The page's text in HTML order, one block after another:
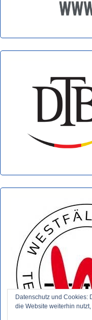
Datenschutz und Cookies:
die Website weiterhin